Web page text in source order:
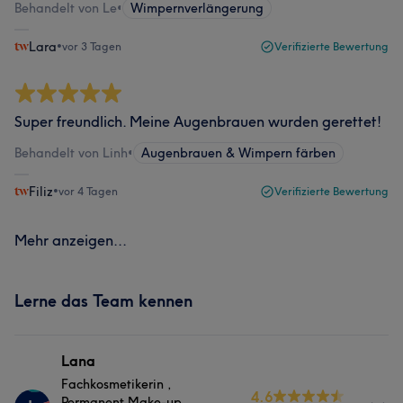
Behandelt von Le• Wimpernverlängerung
Lara•vor 3 Tagen Verifizierte Bewertung
Super freundlich. Meine Augenbrauen wurden gerettet!
Behandelt von Linh• Augenbrauen & Wimpern färben
Filiz•vor 4 Tagen Verifizierte Bewertung
Mehr anzeigen...
Lerne das Team kennen
Lana
Fachkosmetikerin ,
4.6